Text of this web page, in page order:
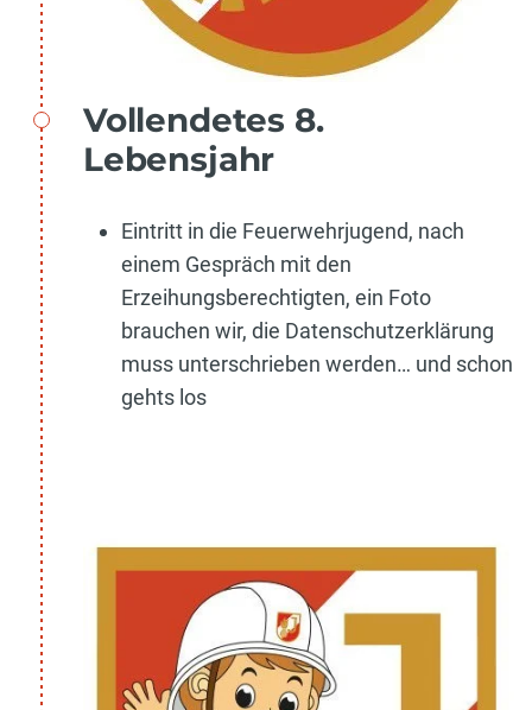
Vollendetes 8.
Lebensjahr
Eintritt in die Feuerwehrjugend, nach
einem Gespräch mit den
Erzeihungsberechtigten, ein Foto
brauchen wir, die Datenschutzerklärung
muss unterschrieben werden… und schon
gehts los